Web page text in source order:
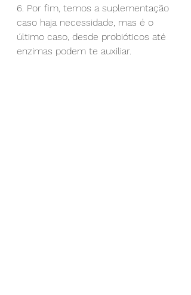
6. Por fim, temos a suplementação
caso haja necessidade, mas é o
último caso, desde probióticos até
enzimas podem te auxiliar.